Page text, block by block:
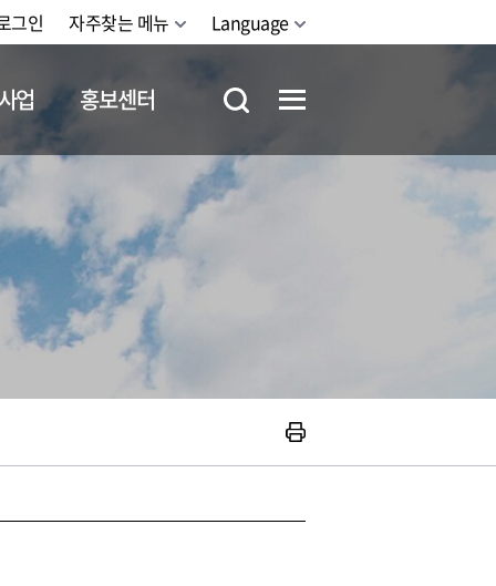
그인 자주찾는 메뉴 Language
업 홍보센터